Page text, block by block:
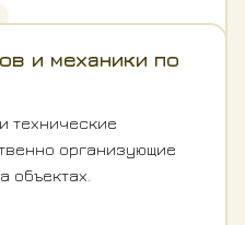
и механики по
технические
организующие
объектах.